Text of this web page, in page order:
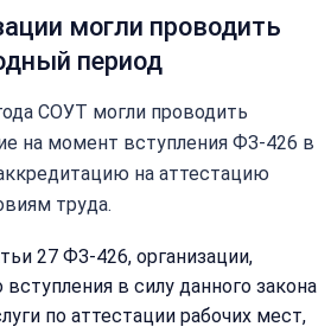
могли проводить
период
СОУТ могли проводить
на момент вступления ФЗ-426 в
на аттестацию
труда.
27 ФЗ-426, организации,
в силу данного закона
по аттестации рабочих мест,